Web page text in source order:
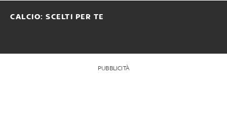
CALCIO: SCELTI PER TE
PUBBLICITÀ